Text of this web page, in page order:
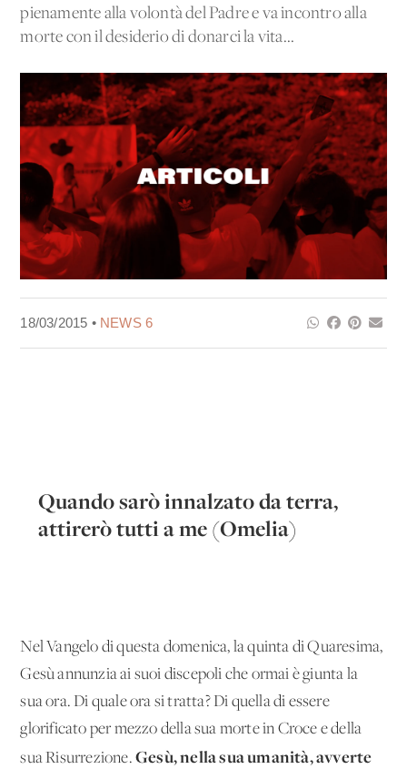
pienamente alla volontà del Padre e va incontro alla
morte con il desiderio di donarci la vita...
18/03/2015 • NEWS 6
Quando sarò innalzato da terra,
attirerò tutti a me (Omelia)
Nel Vangelo di questa domenica, la quinta di Quaresima,
Gesù annunzia ai suoi discepoli che ormai è giunta la
sua ora. Di quale ora si tratta? Di quella di essere
glorificato per mezzo della sua morte in Croce e della
sua Risurrezione.Gesù, nella sua umanità, avverte